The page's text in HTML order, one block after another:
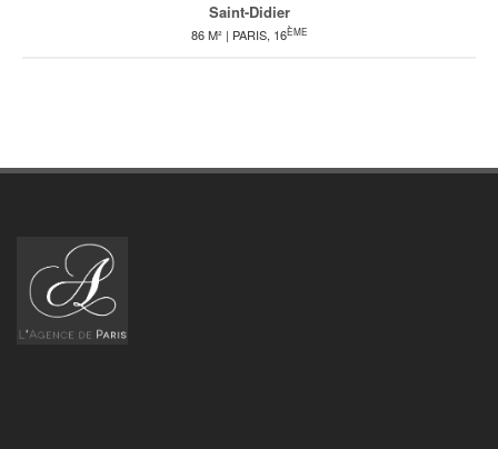
Saint-Didier
86 M² | PARIS, 16ÈME